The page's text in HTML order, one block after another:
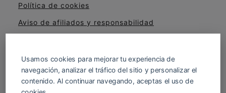
Política de cookies
Aviso de afiliados y responsabilidad
Usamos cookies para mejorar tu experiencia de
navegación, analizar el tráfico del sitio y personalizar el
contenido. Al continuar navegando, aceptas el uso de